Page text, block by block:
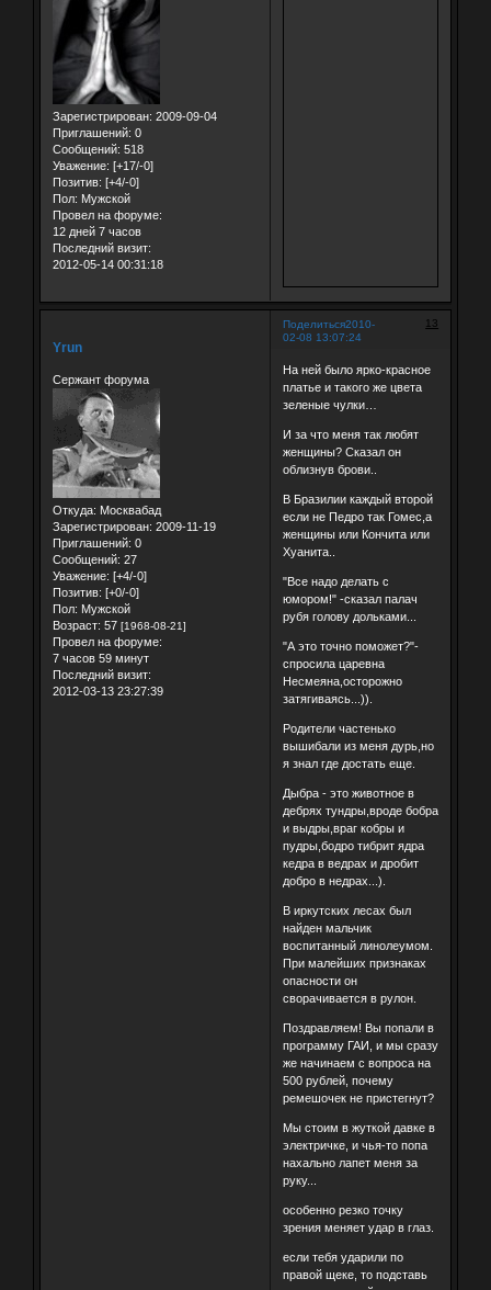
Зарегистрирован: 2009-09-04
Приглашений: 0
Сообщений: 518
Уважение: [+17/-0]
Позитив: [+4/-0]
Пол: Мужской
Провел на форуме:
12 дней 7 часов
Последний визит:
2012-05-14 00:31:18
Поделиться 13
2010-
02-08 13:07:24
Yrun
Сержант форума
Откуда: Москвабад
Зарегистрирован: 2009-11-19
Приглашений: 0
Сообщений: 27
Уважение: [+4/-0]
Позитив: [+0/-0]
Пол: Мужской
Возраст: 57 [1968-08-21]
Провел на форуме:
7 часов 59 минут
Последний визит:
2012-03-13 23:27:39
На ней было ярко-красное
платье и такого же цвета
зеленые чулки…
И за что меня так любят
женщины? Сказал он
облизнув брови..
В Бразилии каждый второй
если не Педро так Гомес,а
женщины или Кончита или
Хуанита..
"Все надо делать с
юмором!" -сказал палач
рубя голову дольками...
"А это точно поможет?"-
спросила царевна
Несмеяна,осторожно
затягиваясь...)).
Родители частенько
вышибали из меня дурь,но
я знал где достать еще.
Дыбра - это животное в
дебрях тундры,вроде бобра
и выдры,враг кобры и
пудры,бодро тибрит ядра
кедра в ведрах и дробит
добро в недрах...).
В иркутских лесах был
найден мальчик
воспитанный линолеумом.
При малейших признаках
опасности он
сворачивается в рулон.
Поздравляем! Вы попали в
программу ГАИ, и мы сразу
же начинаем с вопроса на
500 рублей, почему
ремешочек не пристегнут?
Мы стоим в жуткой давке в
электричке, и чья-то попа
нахально лапет меня за
руку...
особенно резко точку
зрения меняет удар в глаз.
eсли тебя ударили по
правой щеке, то подставь